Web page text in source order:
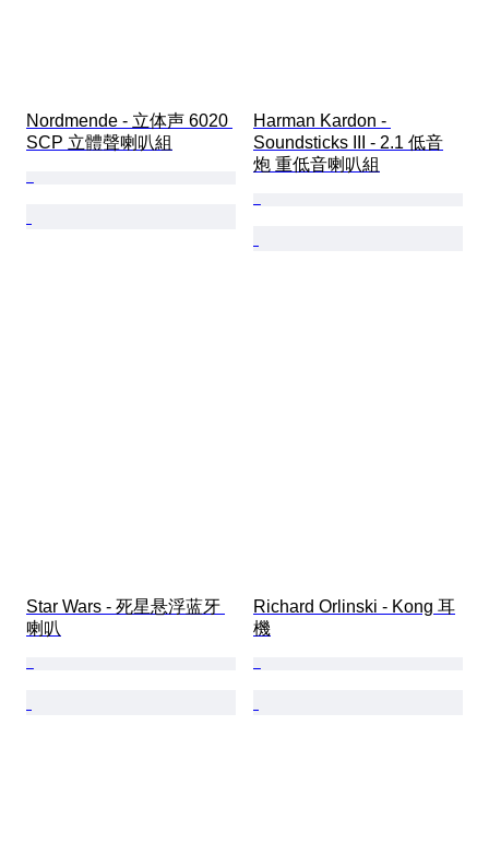
Nordmende - 立体声 6020
SCP 立體聲喇叭組
Harman Kardon -
Soundsticks III - 2.1 低音
炮 重低音喇叭組
Star Wars - 死星悬浮蓝牙
喇叭
Richard Orlinski - Kong 耳
機